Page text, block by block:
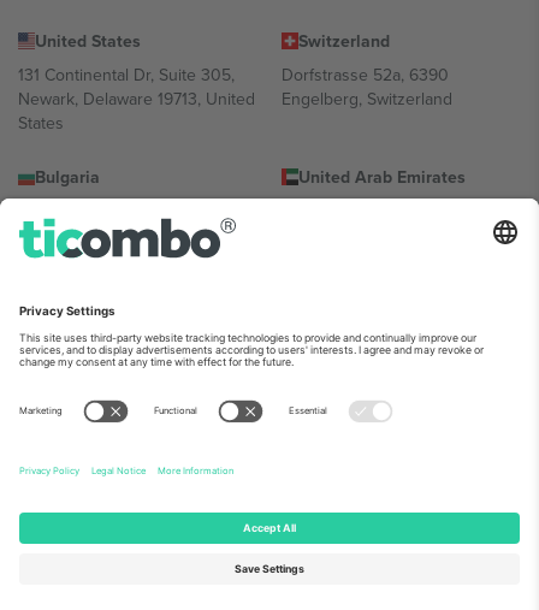
United States
131 Continental Dr, Suite 305,
Newark, Delaware 19713, United
States
Switzerland
Dorfstrasse 52a, 6390
Engelberg, Switzerland
Bulgaria
Totleben 53-55, 1606 Sofia,
Bulgaria
United Arab Emirates
Building A1, Office 302, Dubai,
Mexico
Av Chapultepec 360, Roma
Norte, Cuauhtémoc, 06700
Ciudad de México, CDMX,
Mexico
პლატფორმის პროვაიდერის იურიდიული პირი იცვლება
დეტალებისთვის, იხილეთ ღონისძიების გვერდი და
კონკრეტული პირობები.,
ანაბეჭდიდა